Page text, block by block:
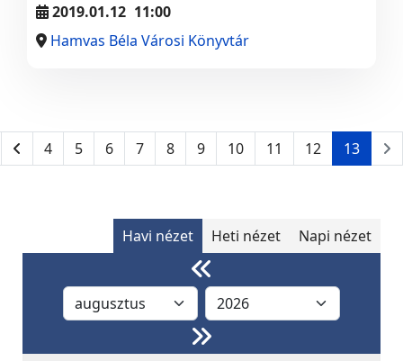
2019.01.12 11:00
Hamvas Béla Városi Könyvtár
4 5 6 7 8 9 10 11 12 13
Havi nézet Heti nézet Napi nézet